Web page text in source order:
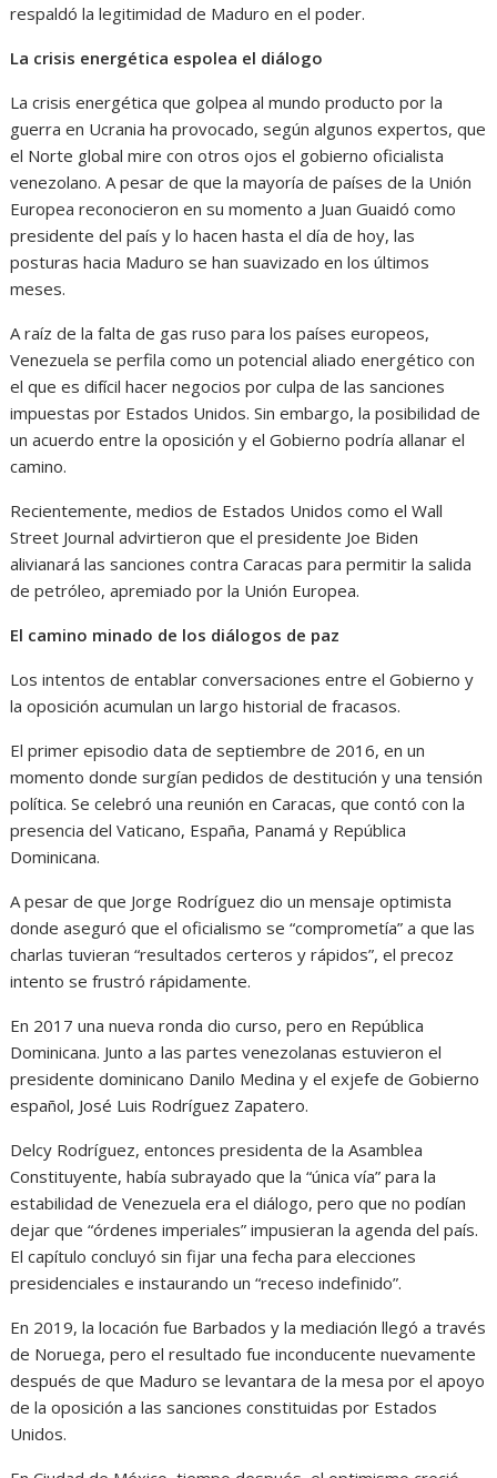
respaldó la legitimidad de Maduro en el poder.
La crisis energética espolea el diálogo
La crisis energética que golpea al mundo producto por la
guerra en Ucrania ha provocado, según algunos expertos, que
el Norte global mire con otros ojos el gobierno oficialista
venezolano. A pesar de que la mayoría de países de la Unión
Europea reconocieron en su momento a Juan Guaidó como
presidente del país y lo hacen hasta el día de hoy, las
posturas hacia Maduro se han suavizado en los últimos
meses.
A raíz de la falta de gas ruso para los países europeos,
Venezuela se perfila como un potencial aliado energético con
el que es difícil hacer negocios por culpa de las sanciones
impuestas por Estados Unidos. Sin embargo, la posibilidad de
un acuerdo entre la oposición y el Gobierno podría allanar el
camino.
Recientemente, medios de Estados Unidos como el Wall
Street Journal advirtieron que el presidente Joe Biden
alivianará las sanciones contra Caracas para permitir la salida
de petróleo, apremiado por la Unión Europea.
El camino minado de los diálogos de paz
Los intentos de entablar conversaciones entre el Gobierno y
la oposición acumulan un largo historial de fracasos.
El primer episodio data de septiembre de 2016, en un
momento donde surgían pedidos de destitución y una tensión
política. Se celebró una reunión en Caracas, que contó con la
presencia del Vaticano, España, Panamá y República
Dominicana.
A pesar de que Jorge Rodríguez dio un mensaje optimista
donde aseguró que el oficialismo se “comprometía” a que las
charlas tuvieran “resultados certeros y rápidos”, el precoz
intento se frustró rápidamente.
En 2017 una nueva ronda dio curso, pero en República
Dominicana. Junto a las partes venezolanas estuvieron el
presidente dominicano Danilo Medina y el exjefe de Gobierno
español, José Luis Rodríguez Zapatero.
Delcy Rodríguez, entonces presidenta de la Asamblea
Constituyente, había subrayado que la “única vía” para la
estabilidad de Venezuela era el diálogo, pero que no podían
dejar que “órdenes imperiales” impusieran la agenda del país.
El capítulo concluyó sin fijar una fecha para elecciones
presidenciales e instaurando un “receso indefinido”.
En 2019, la locación fue Barbados y la mediación llegó a través
de Noruega, pero el resultado fue inconducente nuevamente
después de que Maduro se levantara de la mesa por el apoyo
de la oposición a las sanciones constituidas por Estados
Unidos.